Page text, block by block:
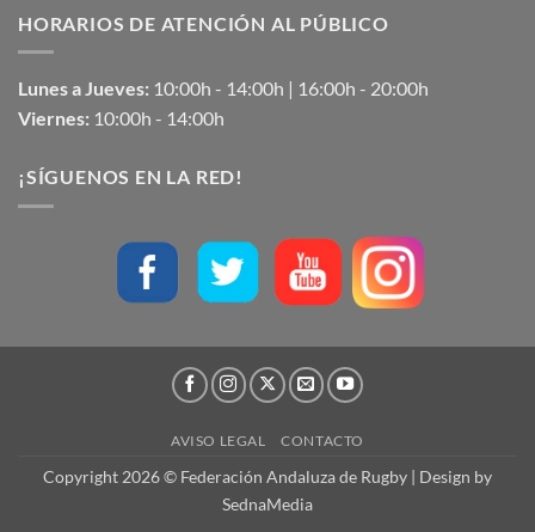
HORARIOS DE ATENCIÓN AL PÚBLICO
Lunes a Jueves: 10:00h - 14:00h | 16:00h - 20:00h
Viernes: 10:00h - 14:00h
¡SÍGUENOS EN LA RED!
AVISO LEGAL CONTACTO
Copyright 2026 © Federación Andaluza de Rugby | Design by
SednaMedia